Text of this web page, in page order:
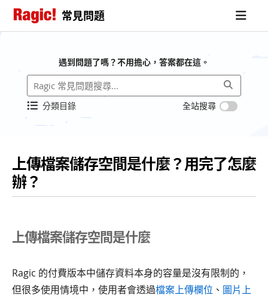
常見問題
遇到問題了嗎？不用擔心，答案都在這。
分類目錄 全站搜尋
上傳檔案儲存空間是什麼？用完了怎麼
辦？
上傳檔案儲存空間是什麼
Ragic 的付費版本中儲存資料本身的容量是沒有限制的，
但很多使用情境中，使用者會透過檔案上傳欄位 、 圖片上